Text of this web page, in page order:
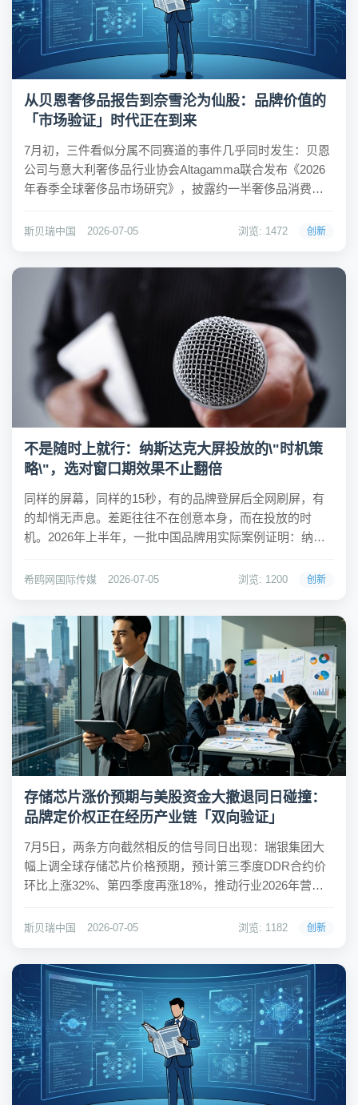
从贝恩奢侈品报告到奈雪沦为仙股：品牌价值的
「市场验证」时代正在到来
7月初，三件看似分属不同赛道的事件几乎同时发生：贝恩
公司与意大利奢侈品行业协会Altagamma联合发布《2026
年春季全球奢侈品市场研究》，披露约一半奢侈品消费者
大中华区营收58.47亿美元同比下滑11%，连续八个季度走
斯贝瑞中国 2026-07-05 浏览: 1472 创新
不是随时上就行：纳斯达克大屏投放的\"时机策
略\"，选对窗口期效果不止翻倍
同样的屏幕，同样的15秒，有的品牌登屏后全网刷屏，有
的却悄无声息。差距往往不在创意本身，而在投放的时
机。2026年上半年，一批中国品牌用实际案例证明：纳斯
2026年5月为例。5月5日，智能戒指品牌RingConn选择在
希鸥网国际传媒 2026-07-05 浏览: 1200 创新
存储芯片涨价预期与美股资金大撤退同日碰撞：
品牌定价权正在经历产业链「双向验证」
7月5日，两条方向截然相反的信号同日出现：瑞银集团大
幅上调全球存储芯片价格预期，预计第三季度DDR合约价
环比上涨32%、第四季度再涨18%，推动行业2026年营收
平均售价上调最高20%。与此同时，华尔街"大空头"迈克尔
斯贝瑞中国 2026-07-05 浏览: 1182 创新